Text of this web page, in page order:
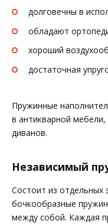
долговечны в
обладают
хороший
достаточная
Пружинные
в антикварной
диванов.
Независимый
Состоит из
бочкообразные
между собой. Каждая